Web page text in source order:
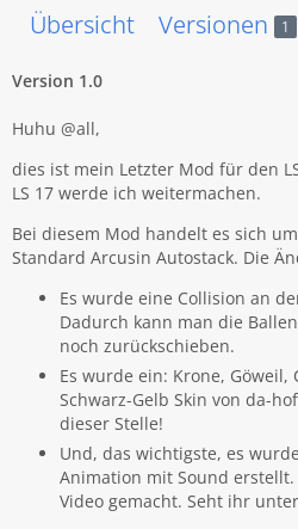
Übersicht Versionen 1
Version 1.0
Huhu @all,
dies ist mein Letzter Mod für den
LS 17 werde ich weitermachen.
Bei diesem Mod handelt es sich
Standard Arcusin Autostack. Die
Es wurde eine Collision an
Dadurch kann man die
noch zurückschieben.
Es wurde ein: Krone, Göweil,
Schwarz-Gelb Skin von da-
dieser Stelle!
Und, das wichtigste, es
Animation mit Sound
Video gemacht. Seht ihr unter